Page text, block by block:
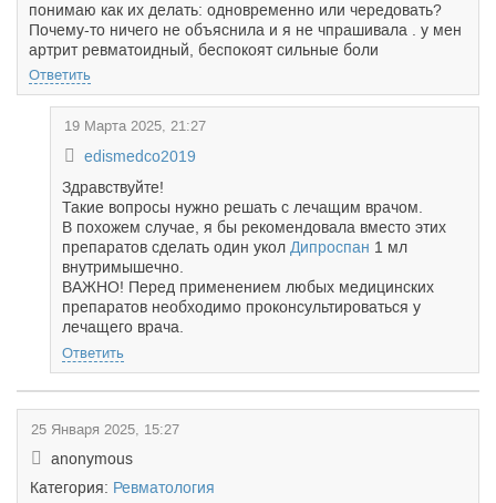
понимаю как их делать: одновременно или чередовать?
Почему-то ничего не объяснила и я не чпрашивала . у мен
артрит ревматоидный, беспокоят сильные боли
Ответить
19 Марта 2025, 21:27
edismedco2019
Здравствуйте!
Такие вопросы нужно решать с лечащим врачом.
В похожем случае, я бы рекомендовала вместо этих
препаратов сделать один укол Дипроспан 1 мл
внутримышечно.
ВАЖНО! Перед применением любых медицинских
препаратов необходимо проконсультироваться у
лечащего врача.
Ответить
25 Января 2025, 15:27
anonymous
Категория: Ревматология